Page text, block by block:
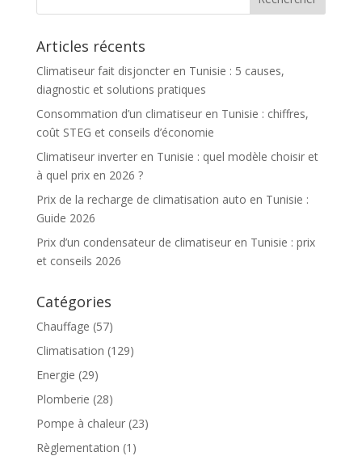
Articles récents
Climatiseur fait disjoncter en Tunisie : 5 causes,
diagnostic et solutions pratiques
Consommation d’un climatiseur en Tunisie : chiffres,
coût STEG et conseils d’économie
Climatiseur inverter en Tunisie : quel modèle choisir et
à quel prix en 2026 ?
Prix de la recharge de climatisation auto en Tunisie :
Guide 2026
Prix d’un condensateur de climatiseur en Tunisie : prix
et conseils 2026
Catégories
Chauffage (57)
Climatisation (129)
Energie (29)
Plomberie (28)
Pompe à chaleur(23)
Règlementation (1)